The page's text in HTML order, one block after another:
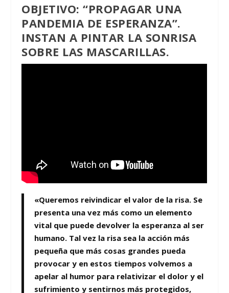
OBJETIVO: “PROPAGAR UNA
PANDEMIA DE ESPERANZA”.
INSTAN A PINTAR LA SONRISA
SOBRE LAS MASCARILLAS.
«Queremos reivindicar el valor de la risa. Se
presenta una vez más como un elemento
vital que puede devolver la esperanza al ser
humano. Tal vez la risa sea la acción más
pequeña que más cosas grandes pueda
provocar y en estos tiempos volvemos a
apelar al humor para relativizar el dolor y el
sufrimiento y sentirnos más protegidos,